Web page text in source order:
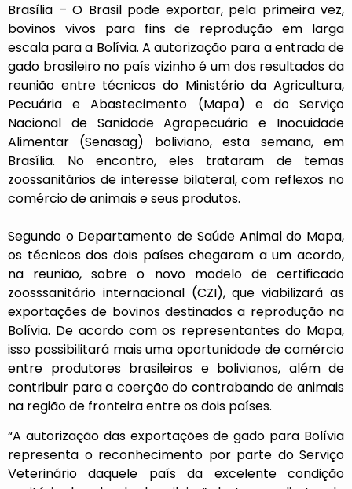
Brasília – O Brasil pode exportar, pela primeira vez,
bovinos vivos para fins de reprodução em larga
escala para a Bolívia. A autorização para a entrada de
gado brasileiro no país vizinho é um dos resultados da
reunião entre técnicos do Ministério da Agricultura,
Pecuária e Abastecimento (Mapa) e do Serviço
Nacional de Sanidade Agropecuária e Inocuidade
Alimentar (Senasag) boliviano, esta semana, em
Brasília. No encontro, eles trataram de temas
zoossanitários de interesse bilateral, com reflexos no
comércio de animais e seus produtos.
Segundo o Departamento de Saúde Animal do Mapa,
os técnicos dos dois países chegaram a um acordo,
na reunião, sobre o novo modelo de certificado
zoosssanitário internacional (CZI), que viabilizará as
exportações de bovinos destinados a reprodução na
Bolívia. De acordo com os representantes do Mapa,
isso possibilitará mais uma oportunidade de comércio
entre produtores brasileiros e bolivianos, além de
contribuir para a coerção do contrabando de animais
na região de fronteira entre os dois países.
“A autorização das exportações de gado para Bolívia
representa o reconhecimento por parte do Serviço
Veterinário daquele país da excelente condição